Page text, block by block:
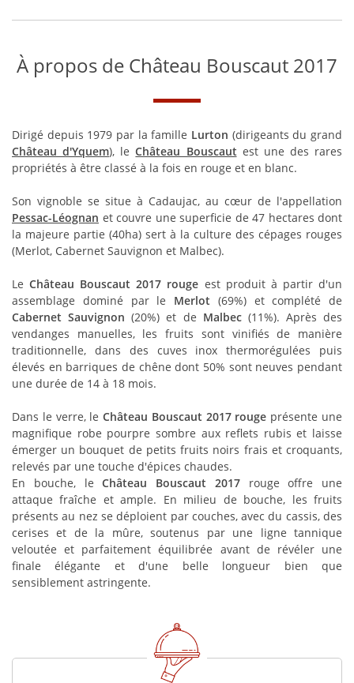
À propos de Château Bouscaut 2017
Dirigé depuis 1979 par la famille Lurton (dirigeants du grand
Château d'Yquem), leChâteau Bouscaut est une des rares
propriétés à être classé à la fois en rouge et en blanc.
Son vignoble se situe à Cadaujac, au cœur de l'appellation
Pessac-Léognan et couvre une superficie de 47 hectares dont
la majeure partie (40ha) sert à la culture des cépages rouges
(Merlot, Cabernet Sauvignon et Malbec).
LeChâteau Bouscaut 2017 rouge est produit à partir d'un
assemblage dominé par le Merlot (69%) et complété de
Cabernet Sauvignon (20%) et de Malbec(11%). Après des
vendanges manuelles, les fruits sont vinifiés de manière
traditionnelle, dans des cuves inox thermorégulées puis
élevés en barriques de chêne dont 50% sont neuves pendant
une durée de 14 à 18 mois.
Dans le verre, leChâteau Bouscaut 2017 rouge présente une
magnifique robe pourpre sombre aux reflets rubis et laisse
émerger un bouquet de petits fruits noirs frais et croquants,
relevés par une touche d'épices chaudes.
En bouche, leChâteau Bouscaut 2017rouge offre une
attaque fraîche et ample. En milieu de bouche, les fruits
présents au nez se déploient par couches, avec du cassis, des
cerises et de la mûre, soutenus par une ligne tannique
veloutée et parfaitement équilibrée avant de révéler une
finale élégante et d'une belle longueur bien que
sensiblement astringente.